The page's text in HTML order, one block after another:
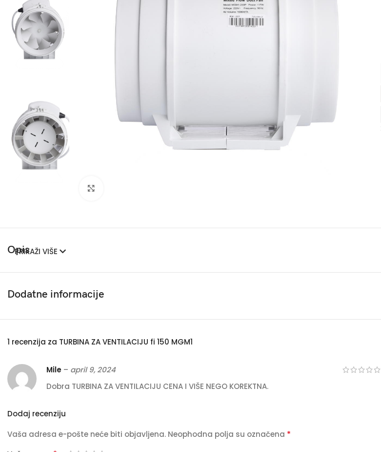
Opis
PRIKAŽI VIŠE
Dodatne informacije
1 recenzija za TURBINA ZA VENTILACIJU fi 150 MGM1
Mile – april 9, 2024
Dobra TURBINA ZA VENTILACIJU CENA I VIŠE NEGO KOREKTNA.
Dodaj recenziju
Vaša adresa e-pošte neće biti objavljena. Neophodna polja su označena *